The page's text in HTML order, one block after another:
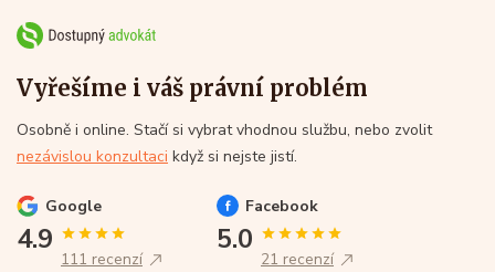
Vyřešíme i váš právní problém
Osobně i online. Stačí si vybrat vhodnou službu, nebo zvolit
nezávislou konzultaci když si nejste jistí.
Google
4.9
111 recenzí
Facebook
5.0
21 recenzí